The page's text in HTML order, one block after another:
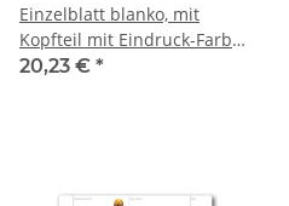
Einzelblatt blanko, mit
Kopfteil mit Eindruck-Farbe,
1 Pack zu 100 Blatt
20,23 € *